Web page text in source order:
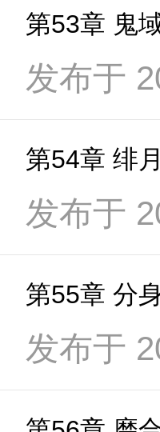
第53章 鬼
发布于
第54章 绯
发布于
第55章 分
发布于